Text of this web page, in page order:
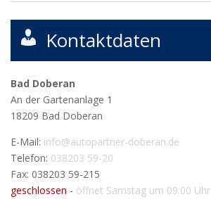
Kontaktdaten
Bad Doberan
An der Gartenanlage 1
18209 Bad Doberan
E-Mail: info@autopartner-doberan.de
Telefon: 038203 59-20
Fax: 038203 59-215
geschlossen - öffnet Samstag um 09:00 Uhr